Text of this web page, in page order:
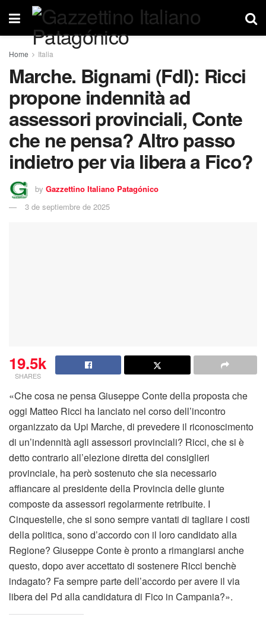
Home Italia
Marche. Bignami (FdI): Ricci
propone indennità ad
assessori provinciali, Conte
che ne pensa? Altro passo
indietro per via libera a Fico?
by Gazzettino Italiano Patagónico
3 de septiembre de 2025
19.5k
SHARES
«Che cosa ne pensa Giuseppe Conte della proposta che
oggi Matteo Ricci ha lanciato nel corso dell’incontro
organizzato da Upi Marche, di prevedere il riconoscimento
di un’indennità agli assessori provinciali? Ricci, che si è
detto contrario all’elezione diretta dei consiglieri
provinciale, ha però sostenuto che sia necessario
affiancare al presidente della Provincia delle giunte
composte da assessori regolarmente retribuite. I
Cinquestelle, che si sono sempre vantati di tagliare i costi
della politica, sono d’accordo con il loro candidato alla
Regione? Giuseppe Conte è pronto a rimangiarsi anche
questo, dopo aver accettato di sostenere Ricci benchè
indagato? Fa sempre parte dell’accordo per avere il via
libera del Pd alla candidatura di Fico in Campania?».